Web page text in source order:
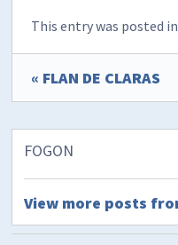
This entry was posted in
« FLAN DE CLARAS
FOGON
View more posts